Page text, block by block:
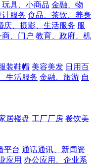
玩具、小商品 金融、物
服务 食品、茶饮、养身
庆、摄影、生活服务 服
商、门户 教育、政府、机
装鞋帽 美容美发 日用百
生活服务 金融、旅游 自
居楼盘 工厂厂房 餐饮美
平台 通话通讯、新闻资
应用 办公应用、企业系